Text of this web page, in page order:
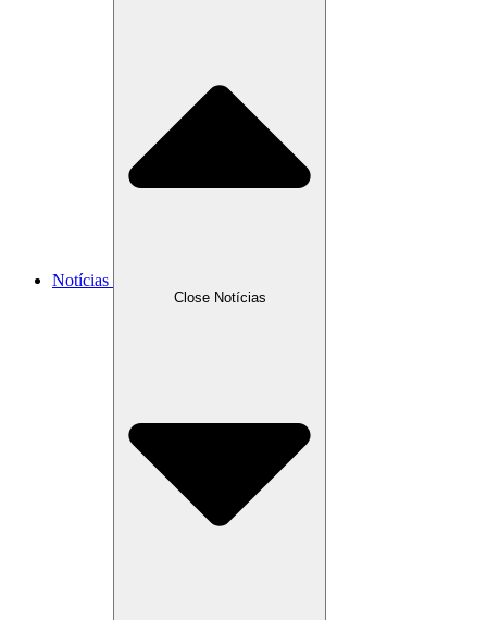
Notícias
Close Notícias